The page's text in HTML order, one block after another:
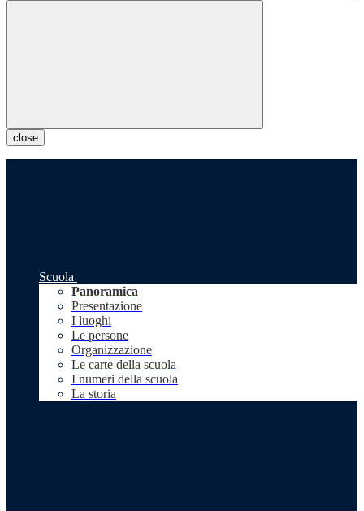
close
Scuola
Panoramica
Presentazione
I luoghi
Le persone
Organizzazione
Le carte della scuola
I numeri della scuola
La storia